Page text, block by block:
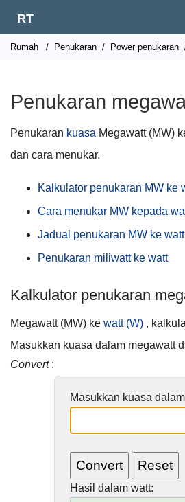
RT
Rumah / Penukaran / Power penukaran
Penukaran
Penukaran kuasa Megawatt (MW)
dan cara menukar.
Kalkulator penukaran MW ke
Cara menukar MW kepada
Jadual penukaran MW ke watt
Penukaran miliwatt ke watt
Kalkulator penukaran
Megawatt (MW) ke watt (W) ,
Masukkan kuasa dalam megawatt
Convert:
Masukkan kuasa
Hasil dalam watt: